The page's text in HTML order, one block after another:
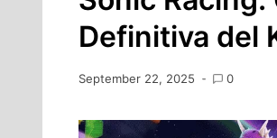
Definitiva del
September 22, 2025 0